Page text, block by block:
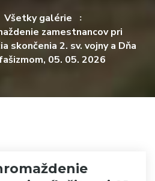
Všetky galérie
zamestnancov pri
skončenia 2. sv. vojny a Dňa
05. 05. 2026